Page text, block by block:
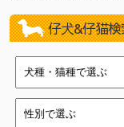
仔犬&仔猫